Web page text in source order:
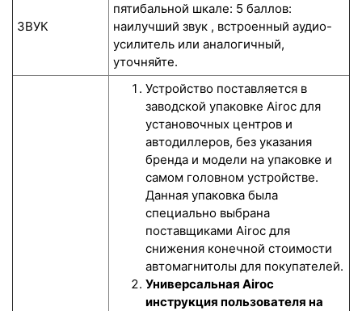
ЗВУК
пятибальной шкале: 5 баллов:
наилучший звук , встроенный аудио-
усилитель или аналогичный,
уточняйте.
Устройство поставляется в
заводской упаковке Airoc для
установочных центров и
автодиллеров, без указания
бренда и модели на упаковке и
самом головном устройстве.
Данная упаковка была
специально выбрана
поставщиками Airoc для
снижения конечной стоимости
автомагнитолы для покупателей.
Универсальная Airoc
инструкция пользователя на